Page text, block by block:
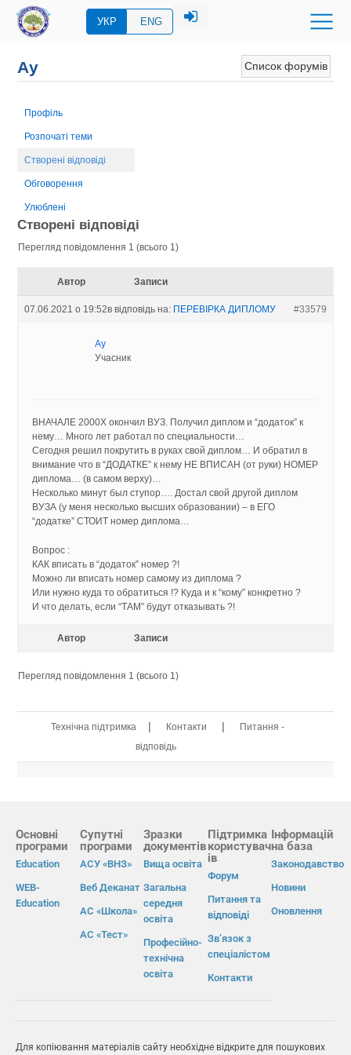
УКР ENG
Список форумів
Ау
Профіль
Розпочаті теми
Створені відповіді
Обговорення
Улюблені
Створені відповіді
Перегляд повідомлення 1 (всього 1)
Автор Записи
07.06.2021 о 19:52в відповідь на: ПЕРЕВIРКА ДИПЛОМУ #33579
Ау
Учасник
ВНАЧАЛЕ 2000Х окончил ВУЗ. Получил диплом и “додаток” к
нему… Много лет работал по специальности…
Сегодня решил покрутить в руках свой диплом… И обратил в
внимание что в “ДОДАТКЕ” к нему НЕ ВПИСАН (от руки) НОМЕР
диплома… (в самом верху)…
Несколько минут был ступор…. Достал свой другой диплом
ВУЗА (у меня несколько высших образовании) – в ЕГО
“додатке” СТОИТ номер диплома…
Вопрос :
КАК вписать в “додаток” номер ?!
Можно ли вписать номер самому из диплома ?
Или нужно куда то обратиться !? Куда и к “кому” конкретно ?
И что делать, если “ТАМ” будут отказывать ?!
Автор Записи
Перегляд повідомлення 1 (всього 1)
Технічна підтримка | Контакти |
Питання -
відповідь
Основні
програми
Education
WEB-
Education
Супутні
програми
АСУ «ВНЗ»
Веб Деканат
АС «Школа»
АС «Тест»
Зразки
документів
Вища освіта
Загальна
середня
освіта
Професійно-
технічна
освіта
Підтримка
користувач
ів
Форум
Питання та
відповіді
Зв’язок з
спеціалістом
Контакти
Інформацій
на база
Законодавство
Новини
Оновлення
Для копіювання матеріалів сайту необхідне відкрите для пошукових